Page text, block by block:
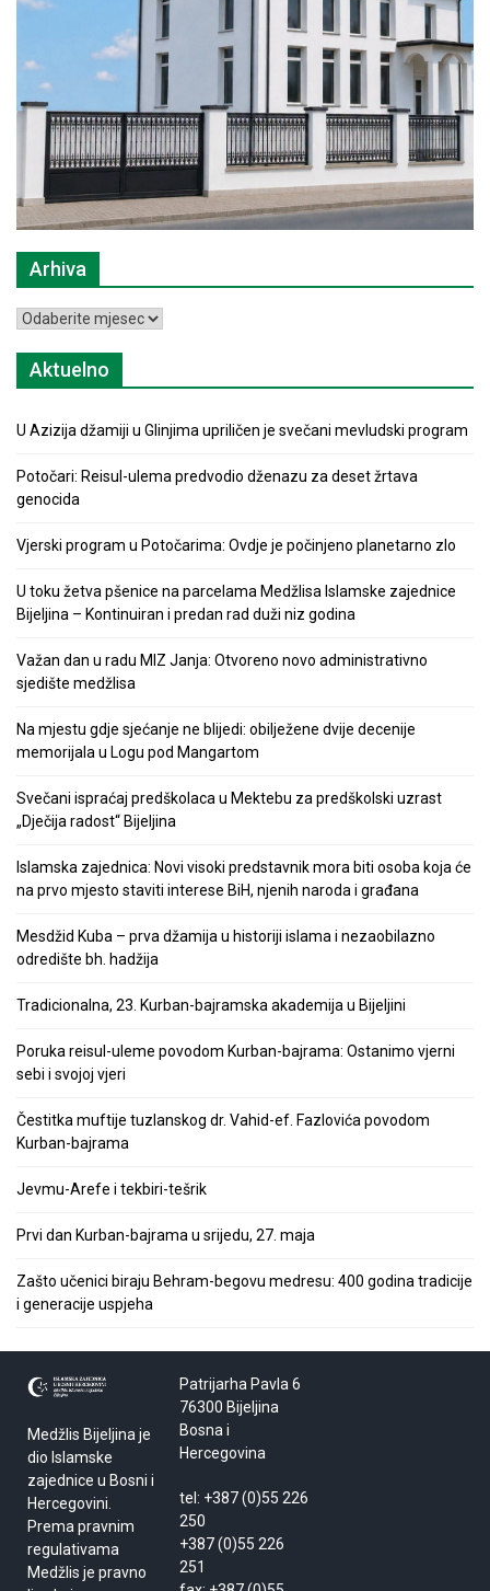
Arhiva
Arhiva
Aktuelno
U Azizija džamiji u Glinjima upriličen je svečani mevludski program
Potočari: Reisul-ulema predvodio dženazu za deset žrtava
genocida
Vjerski program u Potočarima: Ovdje je počinjeno planetarno zlo
U toku žetva pšenice na parcelama Medžlisa Islamske zajednice
Bijeljina – Kontinuiran i predan rad duži niz godina
Važan dan u radu MIZ Janja: Otvoreno novo administrativno
sjedište medžlisa
Na mjestu gdje sjećanje ne blijedi: obilježene dvije decenije
memorijala u Logu pod Mangartom
Svečani ispraćaj predškolaca u Mektebu za predškolski uzrast
„Dječija radost“ Bijeljina
Islamska zajednica: Novi visoki predstavnik mora biti osoba koja će
na prvo mjesto staviti interese BiH, njenih naroda i građana
Mesdžid Kuba – prva džamija u historiji islama i nezaobilazno
odredište bh. hadžija
Tradicionalna, 23. Kurban-bajramska akademija u Bijeljini
Poruka reisul-uleme povodom Kurban-bajrama: Ostanimo vjerni
sebi i svojoj vjeri
Čestitka muftije tuzlanskog dr. Vahid-ef. Fazlovića povodom
Kurban-bajrama
Jevmu-Arefe i tekbiri-tešrik
Prvi dan Kurban-bajrama u srijedu, 27. maja
Zašto učenici biraju Behram-begovu medresu: 400 godina tradicije
i generacije uspjeha
Medžlis Bijeljina je
dio Islamske
zajednice u Bosni i
Hercegovini.
Prema pravnim
regulativama
Medžlis je pravno
Patrijarha Pavla 6
76300 Bijeljina
Bosna i
Hercegovina
tel: +387 (0)55 226
250
+387 (0)55 226
251